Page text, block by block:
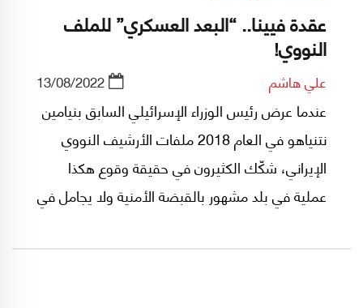
عقدة فيينا.. “البعد العسكري” للملف
النووي!
علي هاشم 13/08/2022
عندما عرض رئيس الوزراء الإسرائيلي السابق بنيامين
نتنياهو في العام 2018 ملفات الأرشيف النووي
الإيراني، شكّك الكثيرون في حقيقة وقوع هكذا
عملية في بلد مشهور بالقبضة الأمنية ولا يجامل في